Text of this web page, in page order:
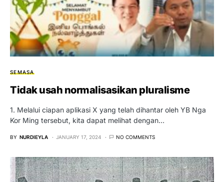
SEMASA
Tidak usah normalisasikan pluralisme
1. Melalui ciapan aplikasi X yang telah dihantar oleh YB Nga
Kor Ming tersebut, kita dapat melihat dengan…
BY NURDIEYLA JANUARY 17, 2024 NO COMMENTS